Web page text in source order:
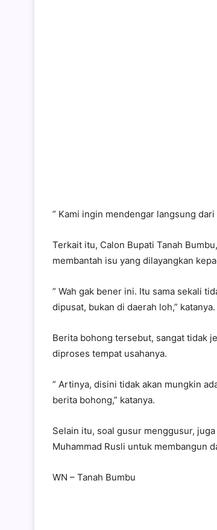
” Kami ingin mendengar langsung
Terkait itu, Calon Bupati Tanah
membantah isu yang dilayangkan
” Wah gak bener ini. Itu sama sekali
dipusat, bukan di daerah loh,” katanya.
Berita bohong tersebut, sangat tidak
diproses tempat usahanya.
” Artinya, disini tidak akan mungkin
berita bohong,” katanya.
Selain itu, soal gusur menggusur,
Muhammad Rusli untuk membangun
WN – Tanah Bumbu